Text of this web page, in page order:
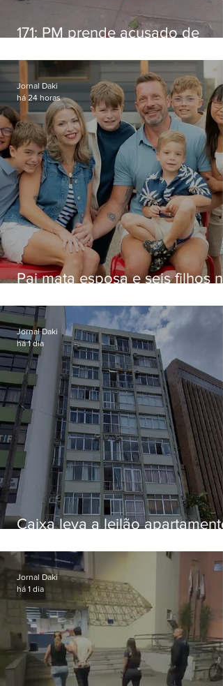
171: PM prende acusado de
Niterói
Pai mata esposa e seis filhos
Jornal Daki
há 24 horas
Caixa leva a leilão apartamento
Botafogo
Jornal Daki
há 1 dia
Jornal Daki
há 1 dia